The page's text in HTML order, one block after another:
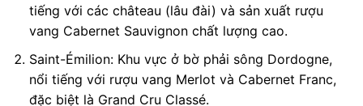
tiếng với các château (lâu đài) và sản xuất rượu
vang Cabernet Sauvignon chất lượng cao.
Saint-Émilion: Khu vực ở bờ phải sông Dordogne,
nổi tiếng với rượu vang Merlot và Cabernet Franc,
đặc biệt là Grand Cru Classé.